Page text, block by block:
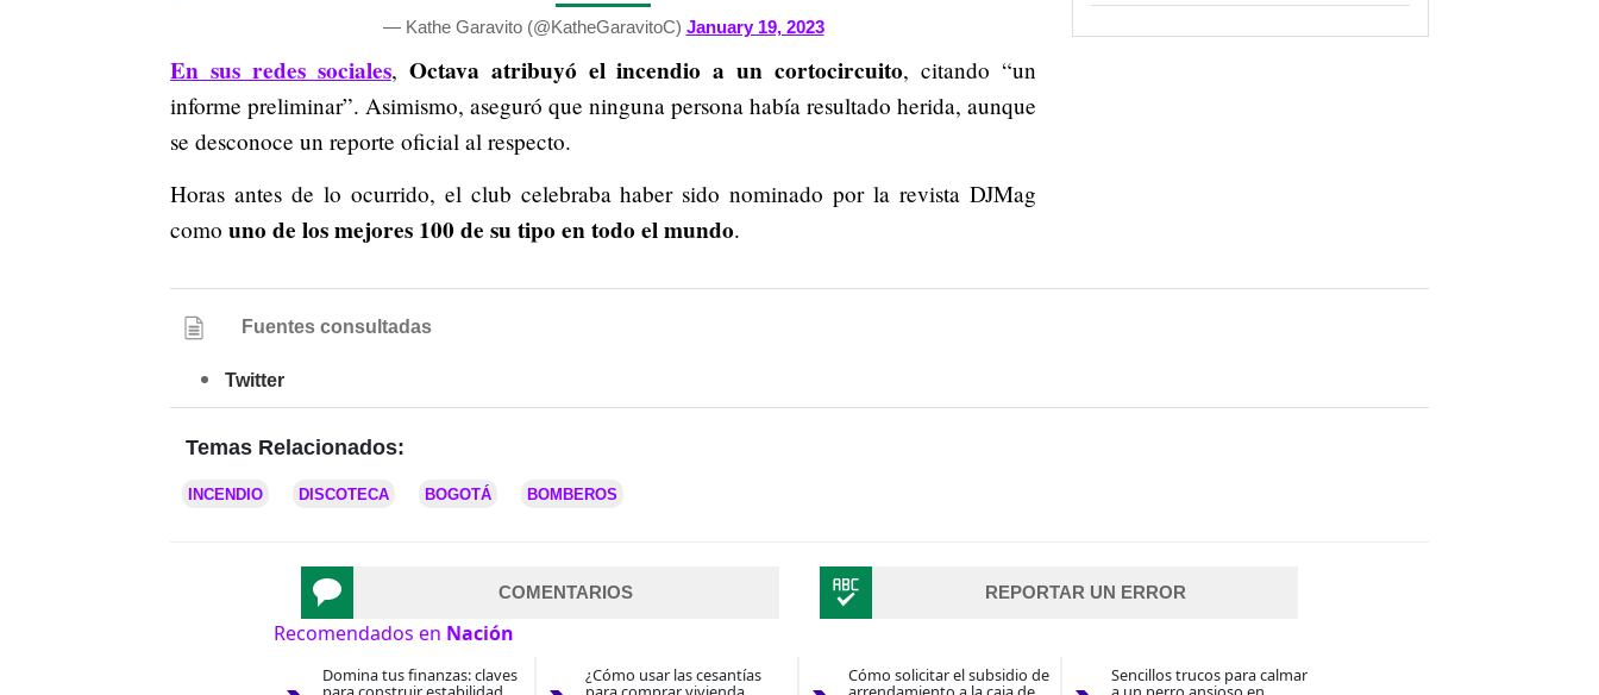
— Kathe Garavito (@KatheGaravitoC) January 19, 2023
En sus redes sociales, Octava atribuyó el incendio a un cortocircuito, citando “un
informe preliminar”. Asimismo, aseguró que ninguna persona había resultado herida, aunque
se desconoce un reporte oficial al respecto.
Horas antes de lo ocurrido, el club celebraba haber sido nominado por la revista DJMag
como uno de los mejores 100 de su tipo en todo el mundo.
Fuentes consultadas
Twitter
Temas Relacionados:
INCENDIO DISCOTECA BOGOTÁ BOMBEROS
COMENTARIOS REPORTAR UN ERROR
Recomendados en Nación
Domina tus finanzas: claves ¿Cómo usar las cesantías Cómo solicitar el subsidio de Sencillos trucos para calmar